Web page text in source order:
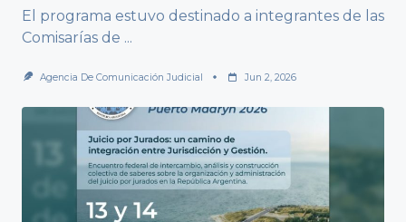
El programa estuvo destinado a integrantes de las
Comisarías de ...
Agencia De Comunicación Judicial Jun 2, 2026